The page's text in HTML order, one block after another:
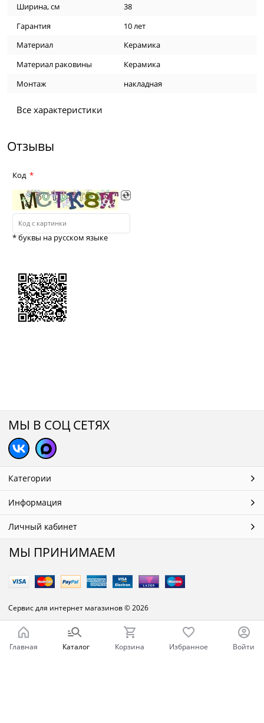
Ширина, см
38
Гарантия
10 лет
Материал
Керамика
Материал раковины
Керамика
Монтаж
накладная
Все характеристики
Отзывы
Код
* буквы на русском языке
МЫ В СОЦ СЕТЯХ
Категории
Информация
Личный кабинет
МЫ ПРИНИМАЕМ
Сервис для интернет магазинов© 2026
Главная Каталог Корзина Избранное Войти